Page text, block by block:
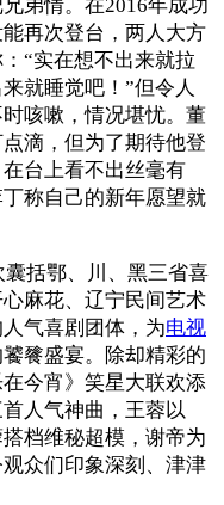
弟情。在2016年成功
再次登台，两人大方
“实在想不出来就拉
就睡觉吧！”但令人
咳嗽，情况堪忧。董
滴，但为了期待他登
台上看不出丝毫有
称自己的新年愿望就
括鄂、川、黑三省喜
麻花、辽宁民间艺术
气喜剧团体，为电视
餮盛宴。除却精彩的
今宵》笑星大联欢添
人气神曲，王蓉以
档维秘超模，谢帝为
众们印象深刻、津津